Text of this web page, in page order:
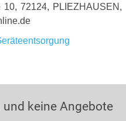
10, 72124, PLIEZHAUSEN,
keine Angebote